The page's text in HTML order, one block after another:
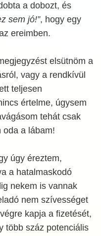
a dobozt, és
sem jó!”, hogy egy
ereimben.
elsütnöm a
vagy a rendkívül
teljesen
értelme, úgysem
tehát csak
oda a lábam!
úgy éreztem,
a hatalmaskodó
nekem is vannak
nem szívességet
kapja a fizetését,
több száz potenciális